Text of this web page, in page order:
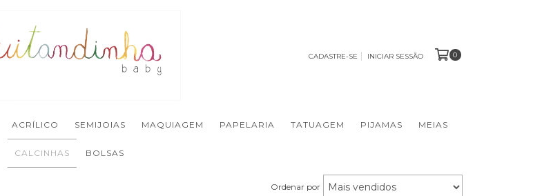
CADASTRE-SE INICIAR SESSÃO 0
ACRÍLICO SEMIJOIAS MAQUIAGEM PAPELARIA TATUAGEM PIJAMAS MEIAS
CALCINHAS BOLSAS
Ordenar por